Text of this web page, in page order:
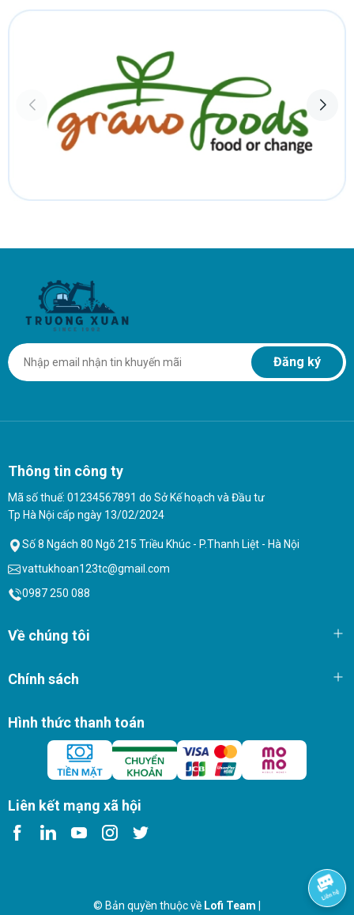
Đăng ký
Thông tin công ty
Mã số thuế: 01234567891 do Sở Kế hoạch và Đầu tư
Tp Hà Nội cấp ngày 13/02/2024
Số 8 Ngách 80 Ngõ 215 Triều Khúc - P.Thanh Liệt - Hà Nội
vattukhoan123tc@gmail.com
0987 250 088
Về chúng tôi
Chính sách
Hình thức thanh toán
Liên kết mạng xã hội
© Bản quyền thuộc về Lofi Team